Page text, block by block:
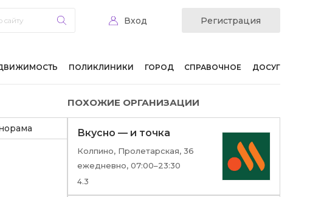
Вход Регистрация
ПОЛИКЛИНИКИ ГОРОД СПРАВОЧНОЕ ДОСУГ
ПОХОЖИЕ ОРГАНИЗАЦИИ
Вкусно — и точка
Колпино, Пролетарская, 36
ежедневно, 07:00–23:30
4.3